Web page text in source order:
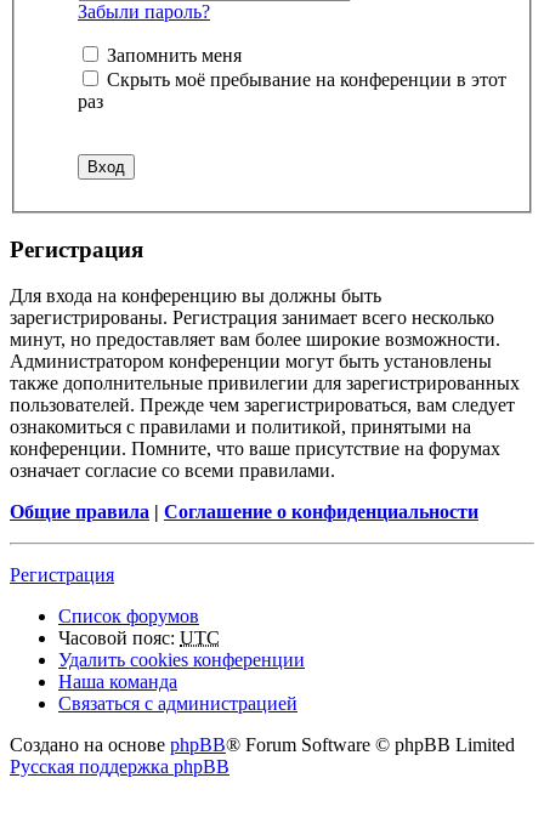
Забыли пароль?
Запомнить меня
Скрыть моё пребывание на конференции в этот
раз
Регистрация
Для входа на конференцию вы должны быть
зарегистрированы. Регистрация занимает всего несколько
минут, но предоставляет вам более широкие возможности.
Администратором конференции могут быть установлены
также дополнительные привилегии для зарегистрированных
пользователей. Прежде чем зарегистрироваться, вам следует
ознакомиться с правилами и политикой, принятыми на
конференции. Помните, что ваше присутствие на форумах
означает согласие со всеми правилами.
Общие правила | Соглашение о конфиденциальности
Регистрация
Список форумов
Часовой пояс: UTC
Удалить cookies конференции
Наша команда
Связаться с администрацией
Создано на основе phpBB® Forum Software © phpBB Limited
Русская поддержка phpBB